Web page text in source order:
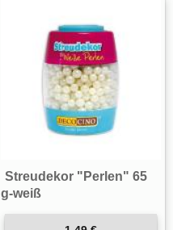
Streudekor "Perlen" 65
g-weiß